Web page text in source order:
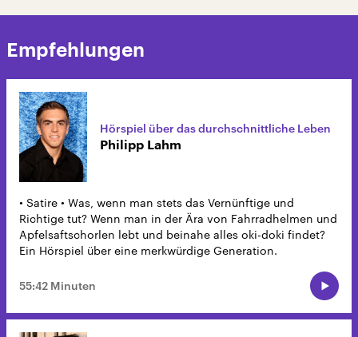
Empfehlungen
Hörspiel über das durchschnittliche Leben
Philipp Lahm
• Satire • Was, wenn man stets das Vernünftige und
Richtige tut? Wenn man in der Ära von Fahrradhelmen und
Apfelsaftschorlen lebt und beinahe alles oki-doki findet?
Ein Hörspiel über eine merkwürdige Generation.
55:42 Minuten